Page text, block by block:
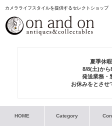
カメラライフスタイルを提供するセレクトショップ
夏季休
8/8(土)から
発送業務・
お休みをとさせ
HOME Category